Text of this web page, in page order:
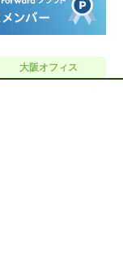
大阪オフィス